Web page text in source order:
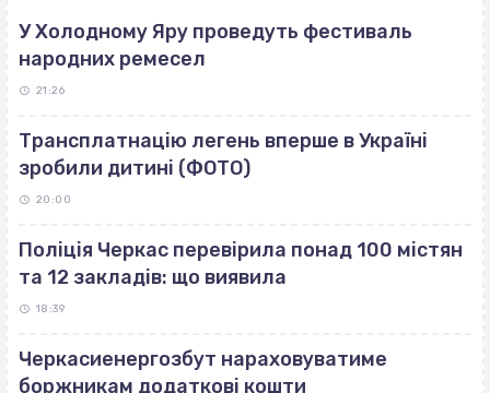
У Холодному Яру проведуть фестиваль
народних ремесел
21:26
Трансплатнацію легень вперше в Україні
зробили дитині (ФОТО)
20:00
Поліція Черкас перевірила понад 100 містян
та 12 закладів: що виявила
18:39
Черкасиенергозбут нараховуватиме
боржникам додаткові кошти